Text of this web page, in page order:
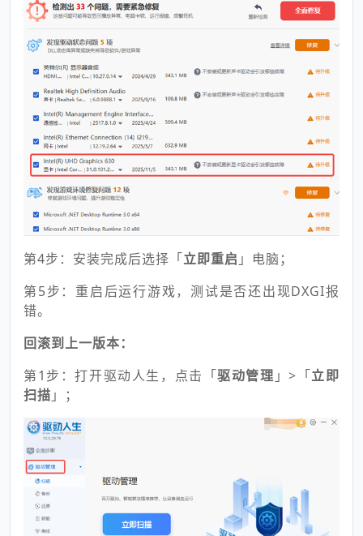
第4步：安装完成后选择「立即重启 」电脑；
第5步：重启后运行游戏，测试是否还出现DXGI报
错。
回滚到上一版本：
第1步：打开驱动人生，点击「驱动管理 」>「立即
扫描 」；